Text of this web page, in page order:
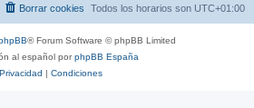
Todos los horarios son UTC+01:00
Borrar cookies
® Forum Software © phpBB Limited
al español porphpBB España
Privacidad | Condiciones